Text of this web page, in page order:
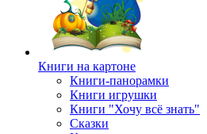
Книги на картоне
Книги-панорамки
Книги игрушки
Книги "Хочу всё знать"
Сказки